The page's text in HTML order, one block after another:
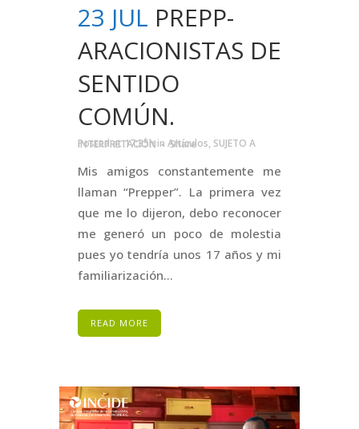
23 JUL PREPP-
ARACIONISTAS DE
SENTIDO
COMÚN.
Posted at 17:35hin Artículos,
SUJETO A INTERPRETACIÓN Share
Mis amigos constantemente me
llaman “Prepper”. La primera vez
que me lo dijeron, debo reconocer
me generó un poco de molestia
pues yo tendría unos 17 años y mi
familiarización...
READ MORE